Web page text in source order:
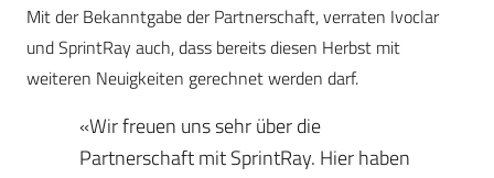
Mit der Bekanntgabe der Partnerschaft, verraten Ivoclar
und SprintRay auch, dass bereits diesen Herbst mit
weiteren Neuigkeiten gerechnet werden darf.
«Wir freuen uns sehr über die
Partnerschaft mit SprintRay. Hier haben